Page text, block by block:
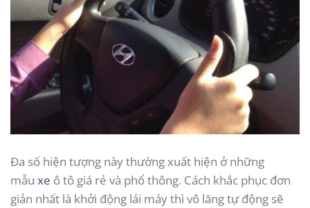
Đa số hiện tượng này thường xuất hiện ở những
mẫu xe ô tô giá rẻ và phổ thông. Cách khắc phục đơn
giản nhất là khởi động lái máy thì vô lăng tự động sẽ